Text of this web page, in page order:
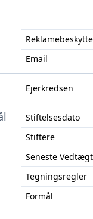
Email
Ejerkredsen
Stiftelsesdato
Stiftere
Seneste
Tegningsregler
Formål